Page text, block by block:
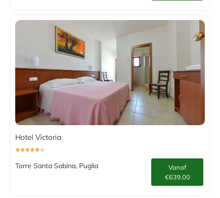
Hotel Victoria
Torre Santa Sabina, Puglia
Vanaf
€639.00